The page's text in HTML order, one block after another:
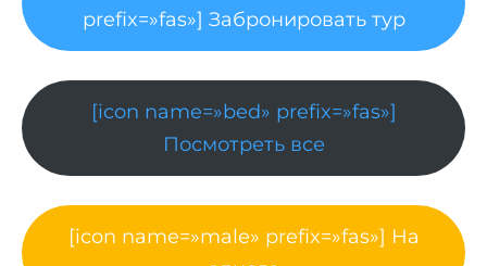
prefix=»fas»] Забронировать тур
[icon name=»bed» prefix=»fas»]
Посмотреть все
[icon name=»male» prefix=»fas»] На